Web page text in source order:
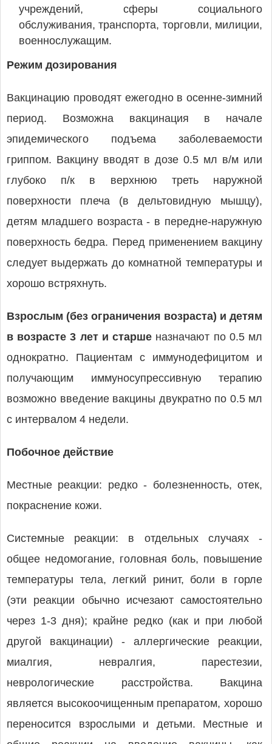
учреждений, сферы социального
обслуживания, транспорта, торговли, милиции,
военнослужащим.
Режим дозирования
Вакцинацию проводят ежегодно в осенне-зимний
период. Возможна вакцинация в начале
эпидемического подъема заболеваемости
гриппом. Вакцину вводят в дозе 0.5 мл в/м или
глубоко п/к в верхнюю треть наружной
поверхности плеча (в дельтовидную мышцу),
детям младшего возраста - в передне-наружную
поверхность бедра. Перед применением вакцину
следует выдержать до комнатной температуры и
хорошо встряхнуть.
Взрослым (без ограничения возраста) и детям
в возрасте 3 лет и старше назначают по 0.5 мл
однократно. Пациентам с иммунодефицитом и
получающим иммуносупрессивную терапию
возможно введение вакцины двукратно по 0.5 мл
с интервалом 4 недели.
Побочное действие
Местные реакции: редко - болезненность, отек,
покраснение кожи.
Системные реакции: в отдельных случаях -
общее недомогание, головная боль, повышение
температуры тела, легкий ринит, боли в горле
(эти реакции обычно исчезают самостоятельно
через 1-3 дня); крайне редко (как и при любой
другой вакцинации) - аллергические реакции,
миалгия, невралгия, парестезии,
неврологические расстройства. Вакцина
является высокоочищенным препаратом, хорошо
переносится взрослыми и детьми. Местные и